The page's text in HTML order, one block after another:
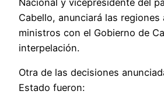
Cabello, anunciará las
ministros con el Gobierno de
interpelación.
Otra de las decisiones
Estado fueron: